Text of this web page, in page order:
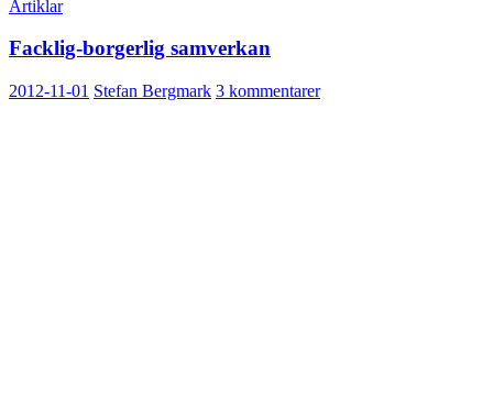
Artiklar
Facklig-borgerlig samverkan
2012-11-01 Stefan Bergmark 3 kommentarer